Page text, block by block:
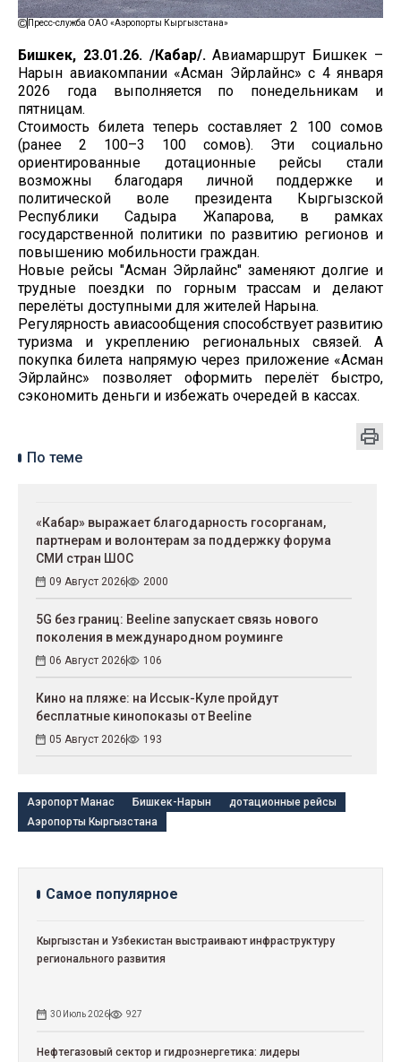
Пресс-служба ОАО «Аэропорты Кыргызстана»
Бишкек, 23.01.26. /Кабар/. Авиамаршрут Бишкек –
Нарын авиакомпании «Асман Эйрлайнс» с 4 января
2026 года выполняется по понедельникам и
пятницам.
Стоимость билета теперь составляет 2 100 сомов
(ранее 2 100–3 100 сомов). Эти социально
ориентированные дотационные рейсы стали
возможны благодаря личной поддержке и
политической воле президента Кыргызской
Республики Садыра Жапарова, в рамках
государственной политики по развитию регионов и
повышению мобильности граждан.
Новые рейсы "Асман Эйрлайнс" заменяют долгие и
трудные поездки по горным трассам и делают
перелёты доступными для жителей Нарына.
Регулярность авиасообщения способствует развитию
туризма и укреплению региональных связей. А
покупка билета напрямую через приложение «Асман
Эйрлайнс» позволяет оформить перелёт быстро,
сэкономить деньги и избежать очередей в кассах.
По теме
«Кабар» выражает благодарность госорганам,
партнерам и волонтерам за поддержку форума
СМИ стран ШОС
09 Август 2026 2000
5G без границ: Beeline запускает связь нового
поколения в международном роуминге
06 Август 2026 106
Кино на пляже: на Иссык-Куле пройдут
беcплатные кинопоказы от Beeline
05 Август 2026 193
Аэропорт Манас Бишкек-Нарын
дотационные рейсы
Аэропорты Кыргызстана
Самое популярное
Кыргызстан и Узбекистан выстраивают инфраструктуру
регионального развития
30 Июль 2026 927
Нефтегазовый сектор и гидроэнергетика: лидеры